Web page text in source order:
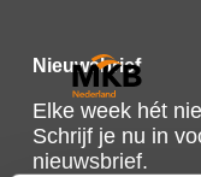
Nieuwsbrief
Elke week hét
Schrijf je nu in
nieuwsbrief.